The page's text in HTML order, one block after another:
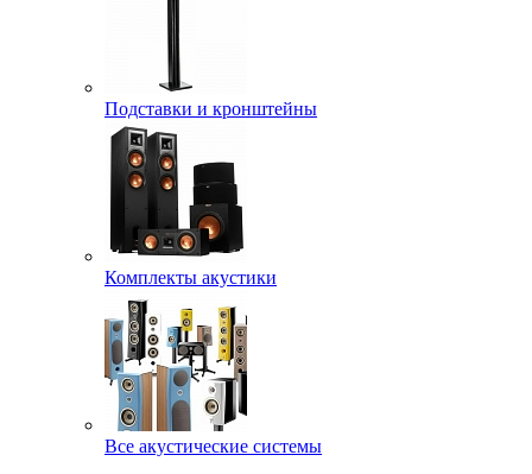
Подставки и кронштейны
Комплекты акустики
Все акустические системы